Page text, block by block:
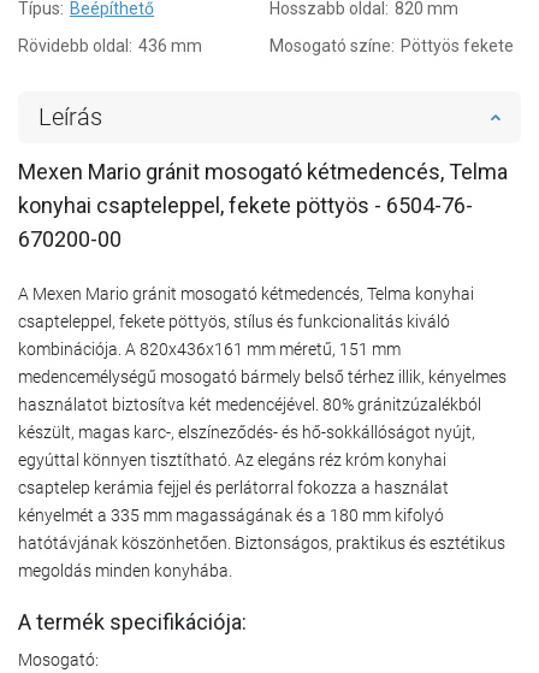
Típus: Beépíthető Hosszabb oldal: 820 mm
Rövidebb oldal: 436 mm Mosogató színe: Pöttyös fekete
Leírás
Mexen Mario gránit mosogató kétmedencés, Telma
konyhai csapteleppel, fekete pöttyös - 6504-76-
670200-00
A Mexen Mario gránit mosogató kétmedencés, Telma konyhai
csapteleppel, fekete pöttyös, stílus és funkcionalitás kiváló
kombinációja. A 820x436x161 mm méretű, 151 mm
medencemélységű mosogató bármely belső térhez illik, kényelmes
használatot biztosítva két medencéjével. 80% gránitzúzalékból
készült, magas karc-, elszíneződés- és hő-sokkállóságot nyújt,
egyúttal könnyen tisztítható. Az elegáns réz króm konyhai
csaptelep kerámia fejjel és perlátorral fokozza a használat
kényelmét a 335 mm magasságának és a 180 mm kifolyó
hatótávjának köszönhetően. Biztonságos, praktikus és esztétikus
megoldás minden konyhába.
A termék specifikációja:
Mosogató: